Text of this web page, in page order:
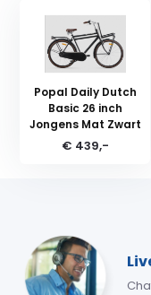
Popal Daily Dutch
Basic 26 inch
Jongens Mat Zwart
€ 439,-